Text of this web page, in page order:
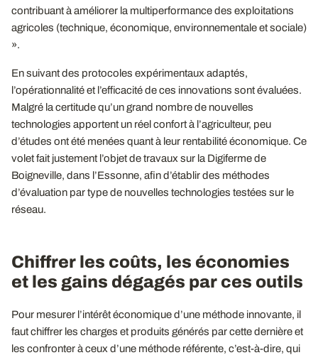
contribuant à améliorer la multiperformance des exploitations
agricoles (technique, économique, environnementale et sociale)
».
En suivant des protocoles expérimentaux adaptés,
l’opérationnalité et l’efficacité de ces innovations sont évaluées.
Malgré la certitude qu’un grand nombre de nouvelles
technologies apportent un réel confort à l’agriculteur, peu
d’études ont été menées quant à leur rentabilité économique. Ce
volet fait justement l’objet de travaux sur la Digiferme de
Boigneville, dans l’Essonne, afin d’établir des méthodes
d’évaluation par type de nouvelles technologies testées sur le
réseau.
Chiffrer les coûts, les économies
et les gains dégagés par ces outils
Pour mesurer l’intérêt économique d’une méthode innovante, il
faut chiffrer les charges et produits générés par cette dernière et
les confronter à ceux d’une méthode référente, c’est-à-dire, qui